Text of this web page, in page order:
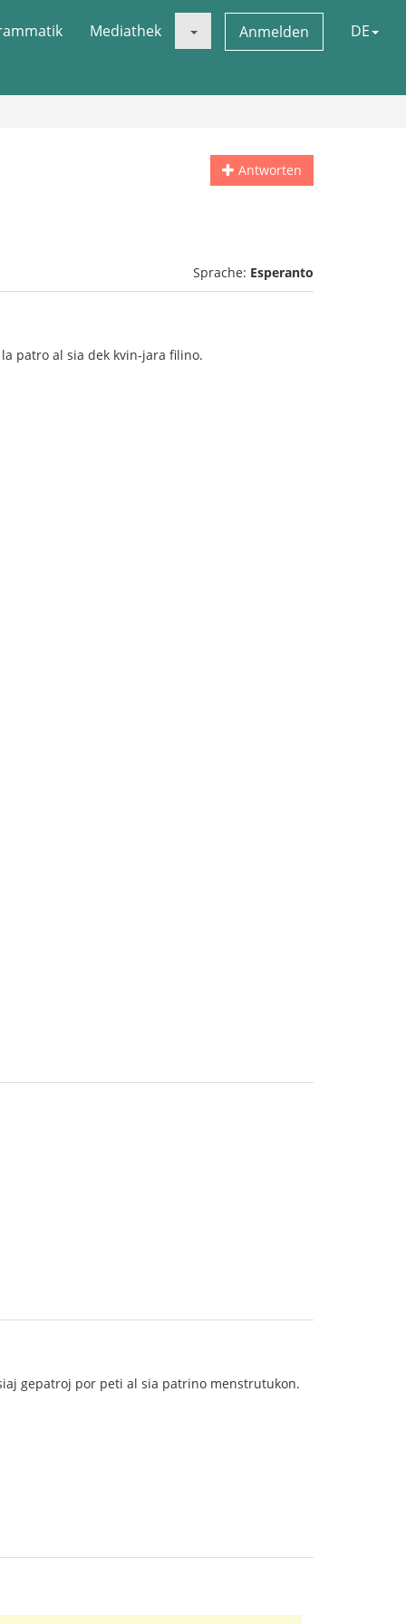
Mediathek Anmelden DE
Antworten
Sprache: Esperanto
patro al sia dek kvin-jara filino.
gepatroj por peti al sia patrino menstrutukon.